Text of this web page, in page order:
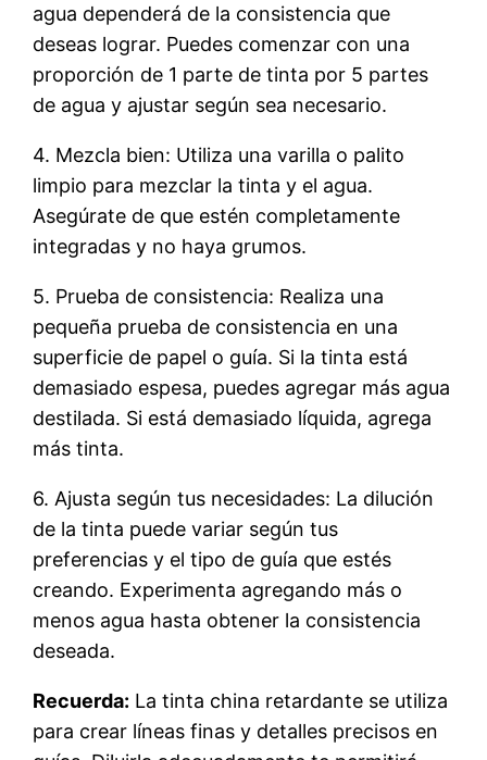
agua dependerá de la consistencia que
deseas lograr. Puedes comenzar con una
proporción de 1 parte de tinta por 5 partes
de agua y ajustar según sea necesario.
4. Mezcla bien: Utiliza una varilla o palito
limpio para mezclar la tinta y el agua.
Asegúrate de que estén completamente
integradas y no haya grumos.
5. Prueba de consistencia: Realiza una
pequeña prueba de consistencia en una
superficie de papel o guía. Si la tinta está
demasiado espesa, puedes agregar más agua
destilada. Si está demasiado líquida, agrega
más tinta.
6. Ajusta según tus necesidades: La dilución
de la tinta puede variar según tus
preferencias y el tipo de guía que estés
creando. Experimenta agregando más o
menos agua hasta obtener la consistencia
deseada.
Recuerda: La tinta china retardante se utiliza
para crear líneas finas y detalles precisos en